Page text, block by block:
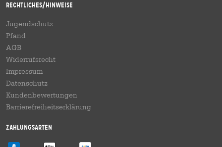
Rechtliches/Hinweise
Jugendschutz
Pfand
AGB
Widerrufsrecht
Impressum
Datenschutz
Kundenbewertungen
Barrierefreiheitserklärung
Zahlungsarten